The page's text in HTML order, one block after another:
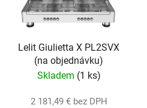
Lelit Giulietta X PL2SVX
(na objednávku)
Skladem (1 ks)
2 181,49 € bez DPH